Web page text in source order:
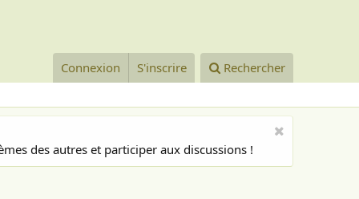
Connexion S'inscrire Rechercher
des autres et participer aux discussions !